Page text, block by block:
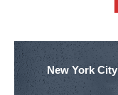
New York City